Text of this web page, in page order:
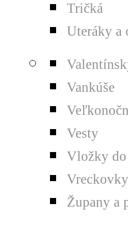
Tričká
Uteráky a
Vankúše
Vesty
Vložky
Vreckovky
Župany a